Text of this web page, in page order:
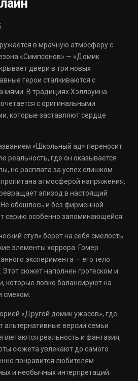
в мрачную атмосферу с
«Симпсонов» — «Домик
двери в три новых
герои сталкиваются с
В традициях Хэллоуина
с оригинальными
которые заставляют сердце
«Школьный ад» переносит
реальность, где он оказывается
но расплата за успех слишком
атмосферой напряжения,
эпизод в настоящий
обошлось и без фирменной
серию особенно запоминающейся.
стул» берет на себя смелость
элементы хоррора. Гомер
эксперимента — его тело
сюжет наполнен гротеском и
ловко балансируют на
смехом.
«Другой домик ужасов», где
альтернативные версии семьи
реальность и фантазия,
сюжета увлекают до самого
понравится любителям
и необычных интерпретаций.